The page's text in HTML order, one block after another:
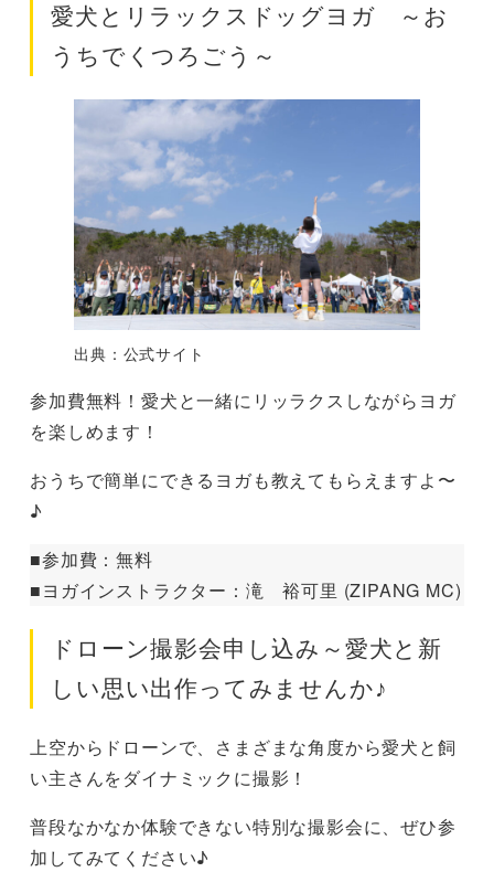
愛犬とリラックスドッグヨガ ～お
うちでくつろごう～
出典：公式サイト
参加費無料！愛犬と一緒にリッラクスしながらヨガ
を楽しめます！
おうちで簡単にできるヨガも教えてもらえますよ〜
♪
■参加費：無料
■ヨガインストラクター：滝 裕可里 (ZIPANG MC)
ドローン撮影会申し込み～愛犬と新
しい思い出作ってみませんか♪
上空からドローンで、さまざまな角度から愛犬と飼
い主さんをダイナミックに撮影！
普段なかなか体験できない特別な撮影会に、ぜひ参
加してみてください♪